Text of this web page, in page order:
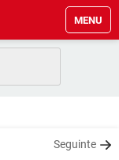
MENU
Seguinte